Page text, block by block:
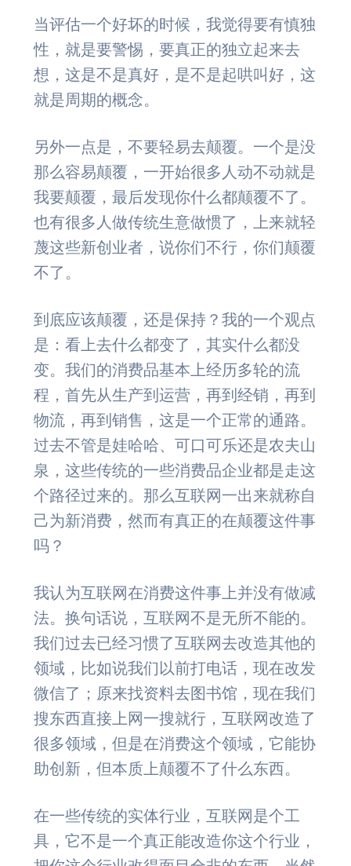
当评估一个好坏的时候，我觉得要有慎独
性，就是要警惕，要真正的独立起来去
想，这是不是真好，是不是起哄叫好，这
就是周期的概念。
另外一点是，不要轻易去颠覆。一个是没
那么容易颠覆，一开始很多人动不动就是
我要颠覆，最后发现你什么都颠覆不了。
也有很多人做传统生意做惯了，上来就轻
蔑这些新创业者，说你们不行，你们颠覆
不了。
到底应该颠覆，还是保持？我的一个观点
是：看上去什么都变了，其实什么都没
变。我们的消费品基本上经历多轮的流
程，首先从生产到运营，再到经销，再到
物流，再到销售，这是一个正常的通路。
过去不管是娃哈哈、可口可乐还是农夫山
泉，这些传统的一些消费品企业都是走这
个路径过来的。那么互联网一出来就称自
己为新消费，然而有真正的在颠覆这件事
吗？
我认为互联网在消费这件事上并没有做减
法。换句话说，互联网不是无所不能的。
我们过去已经习惯了互联网去改造其他的
领域，比如说我们以前打电话，现在改发
微信了；原来找资料去图书馆，现在我们
搜东西直接上网一搜就行，互联网改造了
很多领域，但是在消费这个领域，它能协
助创新，但本质上颠覆不了什么东西。
在一些传统的实体行业，互联网是个工
具，它不是一个真正能改造你这个行业，